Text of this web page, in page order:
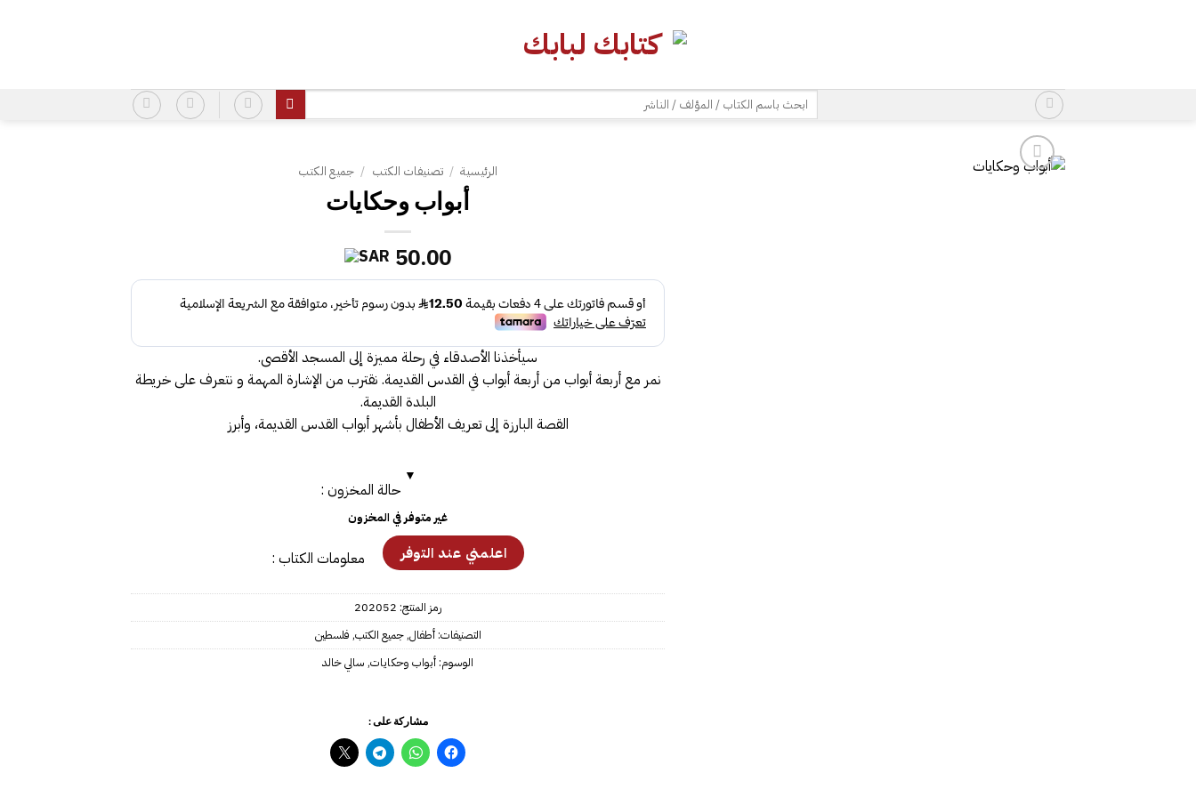
البحث
عن:
الرئيسية / تصنيفات الكتب / جميع الكتب
أبواب وحكايات
50.00
سيأخذنا الأصدقاء في رحلة مميزة إلى المسجد الأقصى.
نمر مع أربعة أبواب من أربعة أبواب في القدس القديمة. نقترب من الإشارة المهمة و نتعرف على خريطة
البلدة القديمة.
القصة البارزة إلى تعريف الأطفال بأشهر أبواب القدس القديمة، وأبرز
حالة المخزون :
غير متوفر في المخزون
معلومات الكتاب :
رمز المنتج: 202052
التصنيفات:أطفال,جميع الكتب, فلسطين
الوسوم: أبواب وحكايات, سالي خالد
مشاركة على :